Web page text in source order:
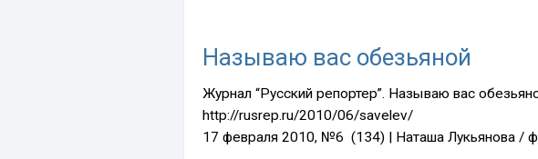
Называю вас обезьяной
Журнал “Русский репортер”. Называю вас
http://rusrep.ru/2010/06/savelev/
17 февраля 2010, №6 (134) | Наташа Лукьянова /